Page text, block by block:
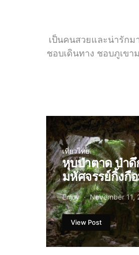
เป็นคนสวยและน่ารัก
ชอบเดินทาง ชอบภูเขา
เที่ยวไทย
หุบป่าตาด ป่า
มหัศจรรย์กิ้งกื
Enjoy November 11,
View Post